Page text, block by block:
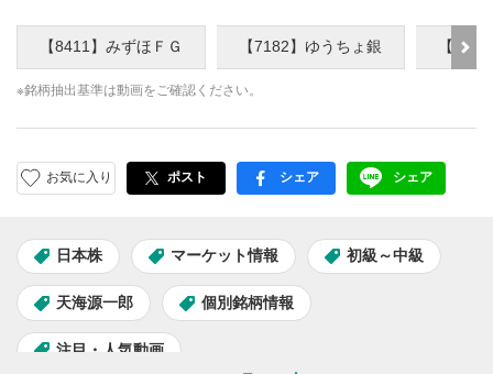
【8411】みずほＦＧ 【7182】ゆうちょ銀 【
※銘柄抽出基準は動画をご確認ください。
お気に入り ポスト facebook
シェア LINE
シェア
日本株 マーケット情報 初級～中級
天海源一郎 個別銘柄情報
注目・人気動画